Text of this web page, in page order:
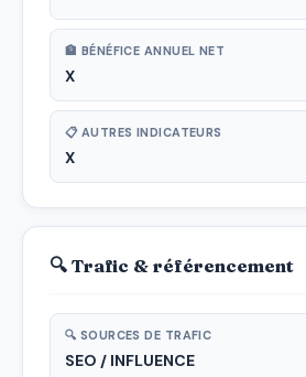
🏦 BÉNÉFICE ANNUEL NET
X
📋 AUTRES INDICATEURS
X
🔍 Trafic & référencement
🔍 SOURCES DE TRAFIC
SEO / INFLUENCE